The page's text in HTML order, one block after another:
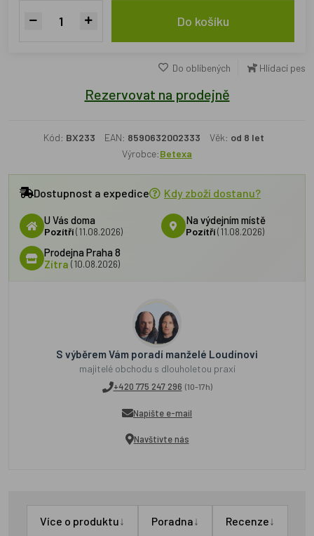
Do košíku
Do oblíbených Hlídací pes
Rezervovat na prodejně
Kód: BX233 EAN: 8590632002333 Věk: od 8 let
Výrobce:Betexa
Dostupnost a expedice Kdy zboží dostanu?
U Vás doma
Pozítří(11.08.2026)
Na výdejním místě
Pozítří (11.08.2026)
Prodejna Praha 8
Zítra (10.08.2026)
S výběrem Vám poradí manželé Loudínovi
majitelé obchodu s dlouholetou praxí
+420 775 247 296 (10-17h)
Napište e-mail
Navštivte nás
Více o produktu↓ Poradna↓ Recenze↓